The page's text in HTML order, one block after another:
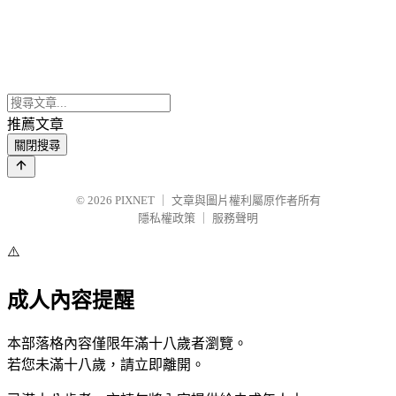
推薦文章
關閉搜尋
© 2026 PIXNET
文章與圖片權利屬原作者所有
隱私權政策
服務聲明
⚠️
成人內容提醒
本部落格內容僅限年滿十八歲者瀏覽。
若您未滿十八歲，請立即離開。